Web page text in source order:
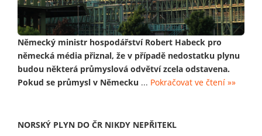
Německý ministr hospodářství Robert Habeck pro
německá média přiznal, že v případě nedostatku plynu
budou některá průmyslová odvětví zcela odstavena.
Pokud se průmysl v Německu ... Pokračovat ve čtení »»
NORSKÝ PLYN DO ČR NIKDY NEPŘITEKL